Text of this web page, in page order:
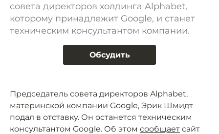
совета директоров холдинга Alphabet,
которому принадлежит Google, и станет
техническим консультантом компании.
Обсудить
Председатель совета директоров Alphabet,
материнской компании Google, Эрик Шмидт
подал в отставку. Он останется техническим
консультантом Google. Об этом сообщает сайт